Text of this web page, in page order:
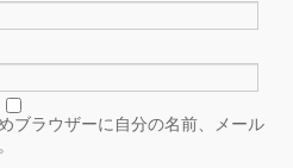
ブラウザーに自分の名前、メール